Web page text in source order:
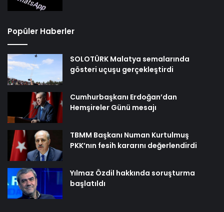
Popüler Haberler
SOLOTÜRK Malatya semalarında
gösteri uçuşu gerçekleştirdi
Cumhurbaşkanı Erdoğan’dan
Hemşireler Günü mesajı
TBMM Başkanı Numan Kurtulmuş
PKK’nın fesih kararını değerlendirdi
Yılmaz Özdil hakkında soruşturma
başlatıldı